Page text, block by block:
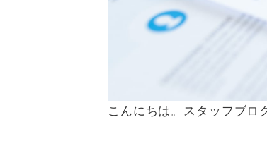
こんにちは。スタッフブロ